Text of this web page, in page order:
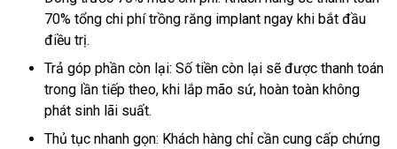
70% tổng chi phí trồng răng implant ngay khi bắt đầu
điều trị.
Trả góp phần còn lại: Số tiền còn lại sẽ được thanh toán
trong lần tiếp theo, khi lắp mão sứ, hoàn toàn không
phát sinh lãi suất.
Thủ tục nhanh gọn: Khách hàng chỉ cần cung cấp chứng